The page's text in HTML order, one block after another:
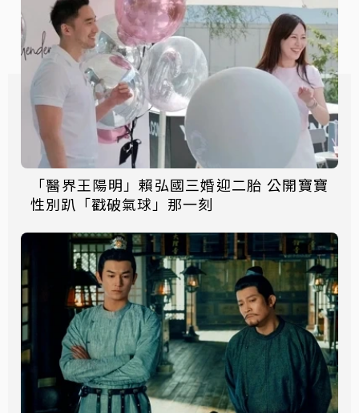
「醫界王陽明」賴弘國三婚迎二胎 公開寶寶
性別趴「戳破氣球」那一刻